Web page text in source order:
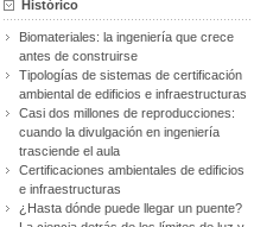
Histórico
Biomateriales: la ingeniería que crece
antes de construirse
Tipologías de sistemas de certificación
ambiental de edificios e infraestructuras
Casi dos millones de reproducciones:
cuando la divulgación en ingeniería
trasciende el aula
Certificaciones ambientales de edificios
e infraestructuras
¿Hasta dónde puede llegar un puente?